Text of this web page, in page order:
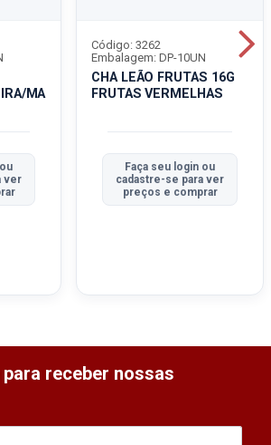
MA
ver
CHA LEÃO FRUTAS 16G
FRUTAS VERMELHAS
Código: 3262
Embalagem: DP-10UN
Faça seu login ou
cadastre-se para ver
preços e comprar
receber nossas